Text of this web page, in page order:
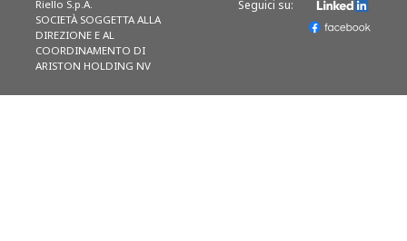
Riello S.p.A.
SOCIETÀ SOGGETTA ALLA
DIREZIONE E AL
COORDINAMENTO DI
ARISTON HOLDING NV
Seguici su: